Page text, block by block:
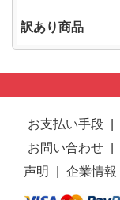
訳あり商品
お支払い手段
お問い合わせ
声明
企業情報